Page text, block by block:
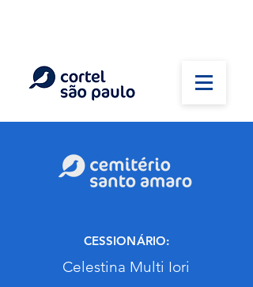
CESSIONÁRIO:
Celestina Multi Iori